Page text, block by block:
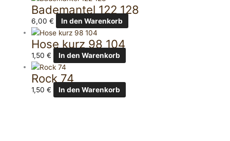
Bademantel 122 128
6,00€ In den Warenkorb
Hose kurz 98 104
1,50€ In den Warenkorb
Rock 74
1,50€ In den Warenkorb